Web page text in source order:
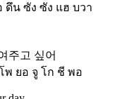
ดึน ซัง ซัง แฮ บวา
주고 싶어
พ ยอ จู โก ชี พอ